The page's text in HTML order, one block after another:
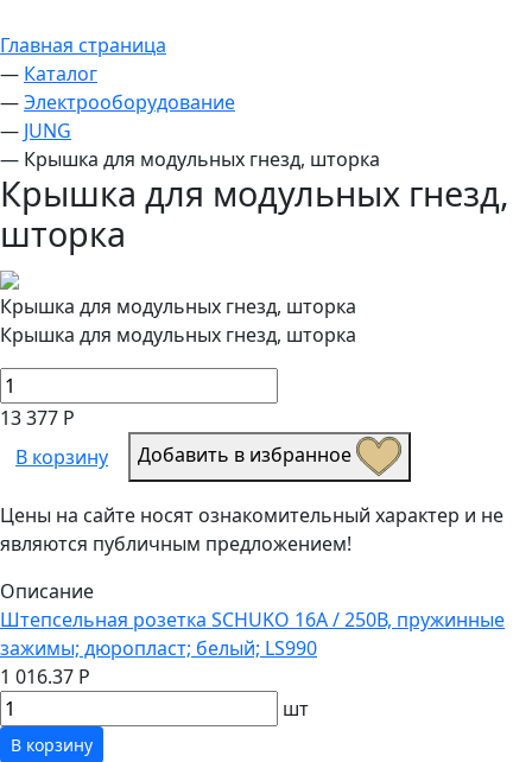
Главная страница
— Каталог
—Электрооборудование
— JUNG
— Крышка для модульных гнезд, шторка
Крышка для модульных гнезд,
шторка
Крышка для модульных гнезд, шторка
Крышка для модульных гнезд, шторка
13 377 Р
В корзину
Добавить в избранное
Цены на сайте носят ознакомительный характер и не
являются публичным предложением!
Описание
Штепсельная розетка SCHUKO 16А / 250В, пружинные
зажимы; дюропласт; белый; LS990
1 016.37 Р
шт
В корзину